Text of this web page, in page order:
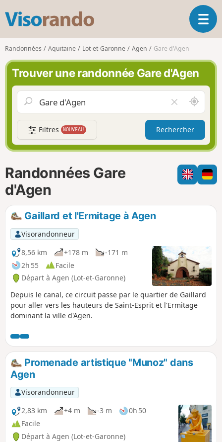
s
o
r
n
d
O
u
l
a
i
g
t
i
Randonnées Aquitaine Lot-et-Garonne Agen Gare d'Agen
Trouver une randonnée Gare d'Agen
i
d
e
r
l
e
h
m
A
u
t
u
r
d
e
m
i
Filtres NOUVEAU Rechercher
Randonnées Gare
d'Agen
Gaillard et l'Ermitage à Agen
Visorandonneur
8,56 km
+178 m
-171 m
2h 55
Facile
Départ à Agen (Lot-et-Garonne)
Depuis le canal, ce circuit passe par le quartier de Gaillard
pour aller vers les hauteurs de Saint-Esprit et l'Ermitage
dominant la ville d'Agen.
Promenade artistique "Munoz" dans
Agen
Visorandonneur
2,83 km
+4 m -3 m
0h 50
Facile
Départ à Agen (Lot-et-Garonne)